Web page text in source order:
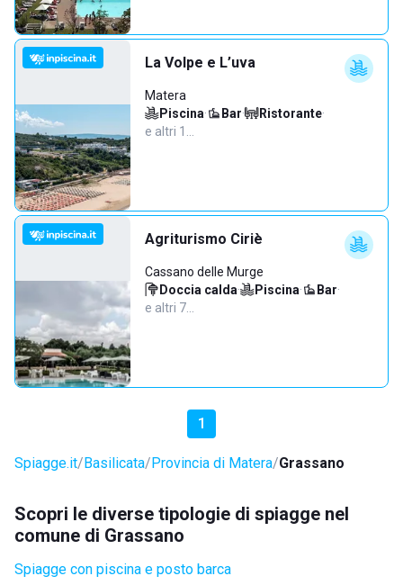
La Volpe e L’uva
Matera
Piscina· Bar· Ristorante·
e altri 1…
Agriturismo Ciriè
Cassano delle Murge
Doccia calda· Piscina· Bar·
e altri 7…
1
Spiagge.it Basilicata Provincia di Matera Grassano
Scopri le diverse tipologie di spiagge nel
comune di Grassano
Spiagge con piscina e posto barca